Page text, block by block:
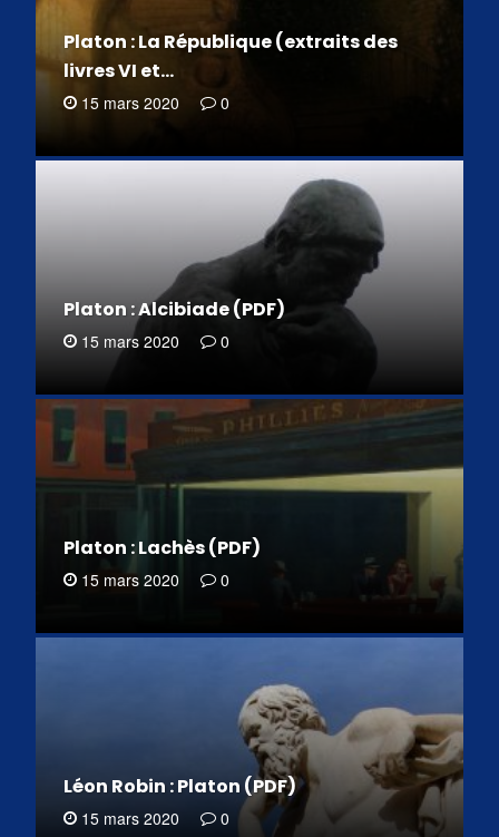
Platon : La République (extraits des
livres VI et…
15 mars 2020 0
Platon : Alcibiade (PDF)
15 mars 2020 0
Platon : Lachès (PDF)
15 mars 2020 0
Léon Robin : Platon (PDF)
15 mars 2020 0